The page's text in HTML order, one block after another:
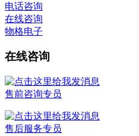
电话咨询
在线咨询
物格电子
在线咨询
售前咨询专员
售后服务专员